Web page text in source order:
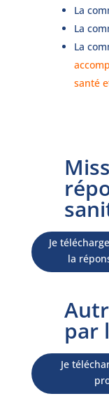
La
La
La
santé
Je
la
par
Je